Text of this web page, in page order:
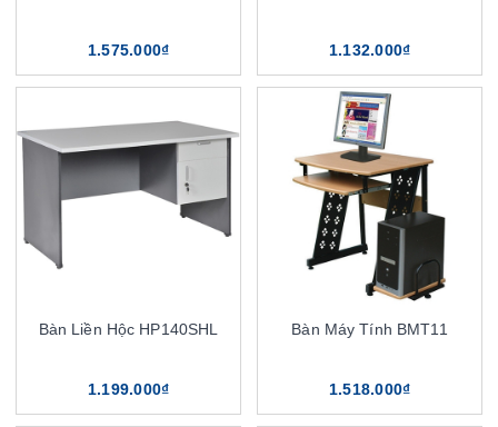
1.575.000₫ 1.132.000₫
Bàn Liền Hộc HP140SHL
1.199.000₫
Bàn Máy Tính BMT11
1.518.000₫